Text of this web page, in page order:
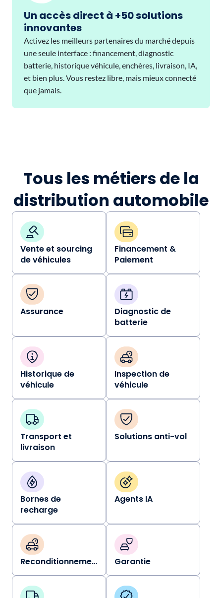
Un accès direct à +50 solutions
innovantes
Activez les meilleurs partenaires du marché depuis
une seule interface : financement, diagnostic
batterie, historique véhicule, enchères, livraison, IA,
et bien plus. Vous restez libre, mais mieux connecté
que jamais.
Tous les métiers de la
distribution automobile
Vente et sourcing
de véhicules
Financement &
Paiement
Assurance
Diagnostic de
batterie
Historique de
véhicule
Inspection de
véhicule
Transport et
livraison
Solutions anti-vol
Bornes de
recharge
Agents IA
Reconditionnement Garantie